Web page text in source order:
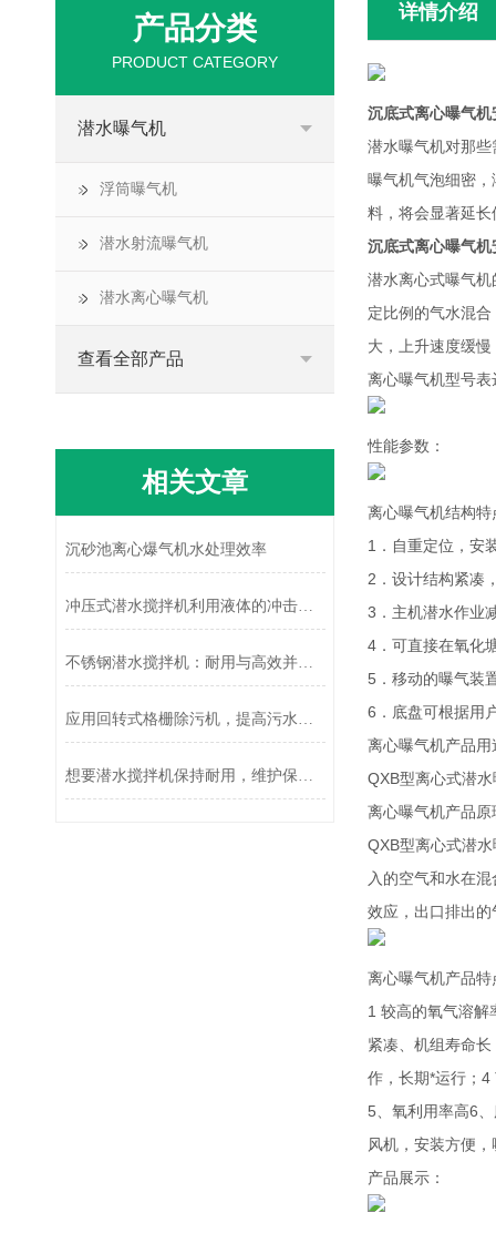
详情介绍
沉底式离心曝气机
潜水曝气机对那
曝气机气泡细密
料，将会显著延长
沉底式离心曝气机
潜水离心式曝气
定比例的气水混
大，上升速度缓
离心曝气机型号表
性能参数：
离心曝气机结构特
1．自重定位，安
2．设计结构紧凑
3．主机潜水作业
4．可直接在氧化
5．移动的曝气装
6．底盘可根据用
离心曝气机产品用
QXB型离心式潜
离心曝气机产品原
QXB型离心式潜
入的空气和水在
效应，出口排出
离心曝气机产品特
1 较高的氧气溶解
紧凑、机组寿命
作，长期*运行；
5、氧利用率高6
风机，安装方便
产品展示：
产品分类
PRODUCT CATEGORY
潜水曝气机
浮筒曝气机
潜水射流曝气机
潜水离心曝气机
查看全部产品
相关文章
沉砂池离心爆气机水处理效率
冲压式潜水搅拌机利用液体的冲击动能进行搅拌
不锈钢潜水搅拌机：耐用与高效并存的水下“动力引擎”
应用回转式格栅除污机，提高污水处理效率
想要潜水搅拌机保持耐用，维护保养不可少